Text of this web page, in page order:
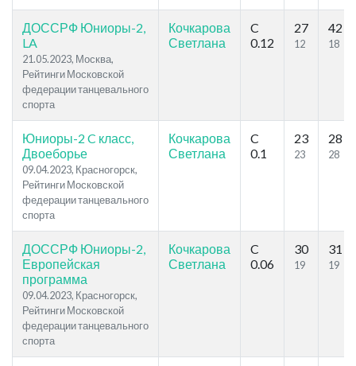
ДОССРФ Юниоры-2,
LA
21.05.2023, Москва,
Рейтинги Московской
федерации танцевального
спорта
Кочкарова
Светлана
C
0.12
27
12
42
18
Юниоры-2 C класс,
Двоеборье
09.04.2023, Красногорск,
Рейтинги Московской
федерации танцевального
спорта
Кочкарова
Светлана
C
0.1
23
23
28
28
ДОССРФ Юниоры-2,
Европейская
программа
09.04.2023, Красногорск,
Рейтинги Московской
федерации танцевального
спорта
Кочкарова
Светлана
C
0.06
30
19
31
19